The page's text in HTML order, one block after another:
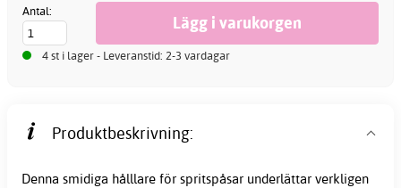
Antal:
4 st i lager - Leveranstid: 2-3 vardagar
Produktbeskrivning:
Denna smidiga hålllare för spritspåsar underlättar verkligen